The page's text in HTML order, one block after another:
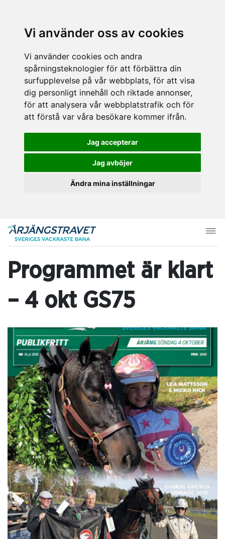
Vi använder oss av cookies
Vi använder cookies och andra
spårningsteknologier för att förbättra din
surfupplevelse på vår webbplats, för att visa
dig personligt innehåll och riktade annonser,
för att analysera vår webbplatstrafik och för
att förstå var våra besökare kommer ifrån.
Jag accepterar
Jag avböjer
Ändra mina inställningar
Programmet är klart
– 4 okt GS75